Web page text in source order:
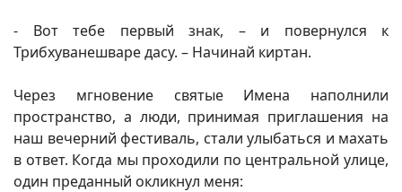
- Вот тебе первый знак, – и повернулся к
Трибхуванешваре дасу. – Начинай киртан.
Через мгновение святые Имена наполнили
пространство, а люди, принимая приглашения на
наш вечерний фестиваль, стали улыбаться и махать
в ответ. Когда мы проходили по центральной улице,
один преданный окликнул меня: